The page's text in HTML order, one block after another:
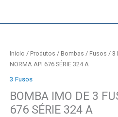
o
Início / Produtos / Bombas / Fusos / 3
NORMA API 676 SÉRIE 324 A
3 Fusos
BOMBA IMO DE 3
676 SÉRIE 324 A